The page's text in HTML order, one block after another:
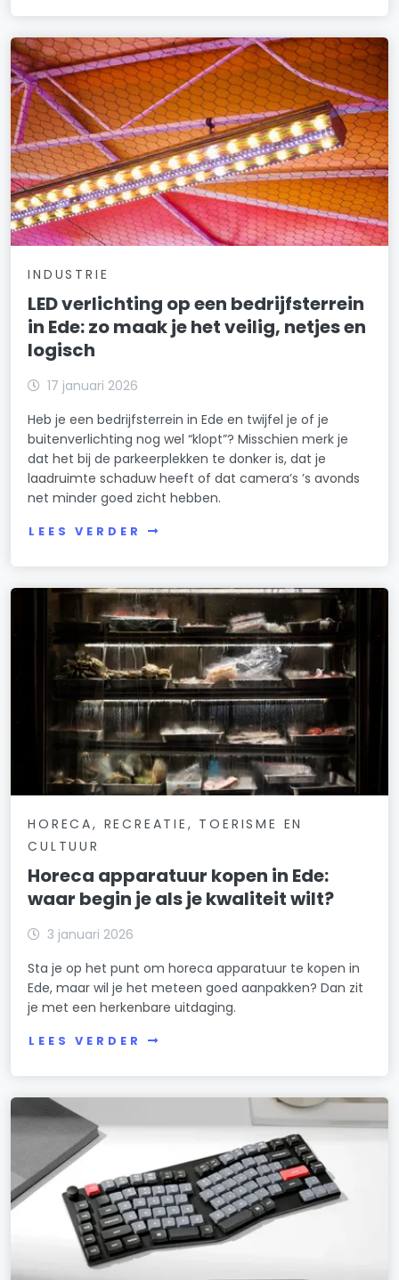
INDUSTRIE
LED verlichting op een bedrijfsterrein
in Ede: zo maak je het veilig, netjes en
logisch
17 januari 2026
Heb je een bedrijfsterrein in Ede en twijfel je of je
buitenverlichting nog wel “klopt”? Misschien merk je
dat het bij de parkeerplekken te donker is, dat je
laadruimte schaduw heeft of dat camera’s ’s avonds
net minder goed zicht hebben.
LEES VERDER
HORECA, RECREATIE, TOERISME EN
CULTUUR
Horeca apparatuur kopen in Ede:
waar begin je als je kwaliteit wilt?
3 januari 2026
Sta je op het punt om horeca apparatuur te kopen in
Ede, maar wil je het meteen goed aanpakken? Dan zit
je met een herkenbare uitdaging.
LEES VERDER